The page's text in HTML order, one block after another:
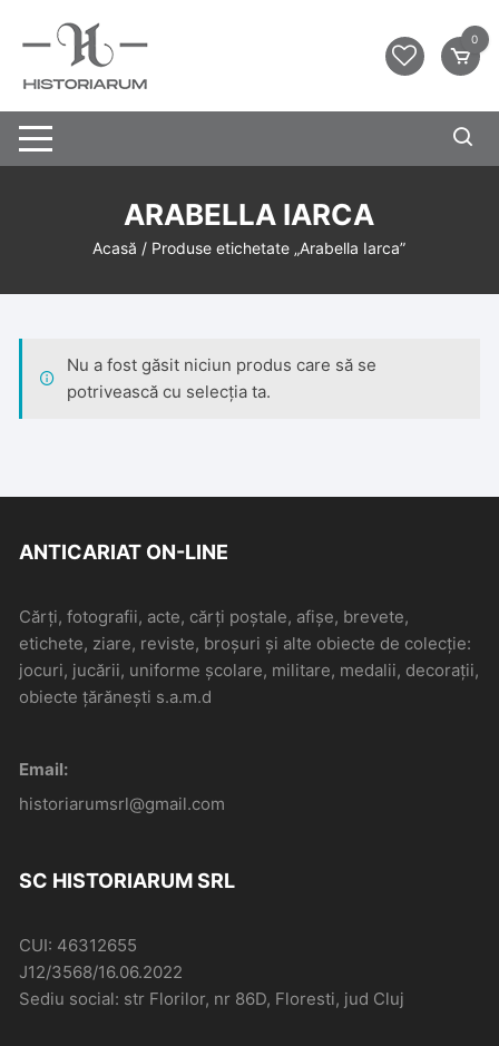
0
ARABELLA IARCA
Acasă / Produse etichetate „Arabella Iarca”
Nu a fost găsit niciun produs care să se
potrivească cu selecția ta.
ANTICARIAT ON-LINE
Cărți, fotografii, acte, cărți poștale, afișe, brevete,
etichete, ziare, reviste, broșuri și alte obiecte de colecție:
jocuri, jucării, uniforme școlare, militare, medalii, decorații,
obiecte țărănești s.a.m.d
Email:
historiarumsrl@gmail.com
SC HISTORIARUM SRL
CUI: 46312655
J12/3568/16.06.2022
Sediu social: str Florilor, nr 86D, Floresti, jud Cluj